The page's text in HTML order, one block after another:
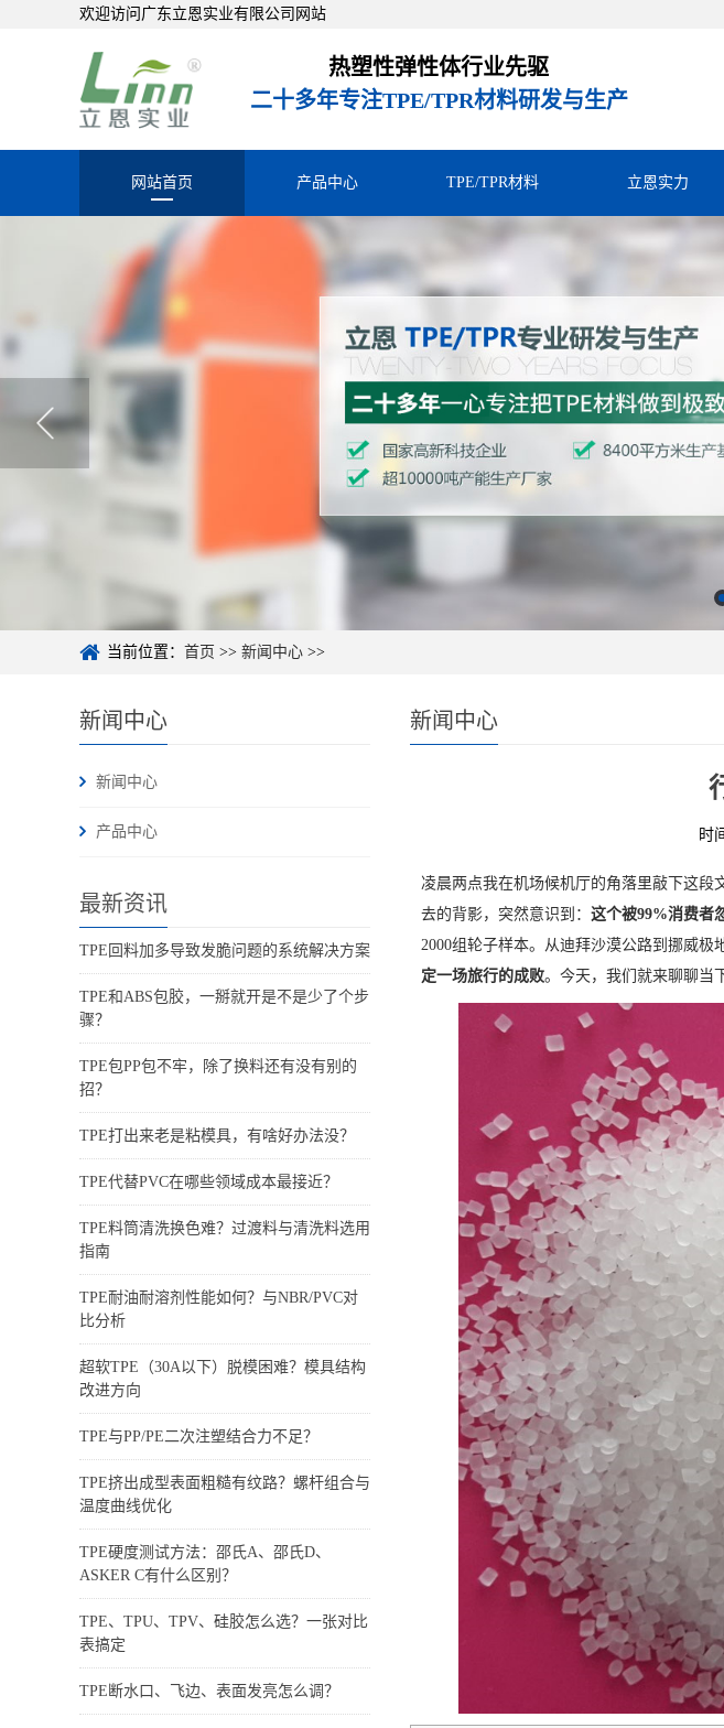
欢迎访问广东立恩实业有限公司网站
热塑性弹性体行业先驱
二十多年专注TPE/TPR材料研发与生产
网站首页 产品中心 TPE/TPR材料 立恩实力
当前位置： 首页 >> 新闻中心 >>
新闻中心
新闻中心
产品中心
最新资讯
TPE回料加多导致发脆问题的系统解决方案
TPE和ABS包胶，一掰就开是不是少了个步
骤？
TPE包PP包不牢，除了换料还有没有别的
招？
TPE打出来老是粘模具，有啥好办法没？
TPE代替PVC在哪些领域成本最接近？
TPE料筒清洗换色难？过渡料与清洗料选用
指南
TPE耐油耐溶剂性能如何？与NBR/PVC对
比分析
超软TPE（30A以下）脱模困难？模具结构
改进方向
TPE与PP/PE二次注塑结合力不足？
TPE挤出成型表面粗糙有纹路？螺杆组合与
温度曲线优化
TPE硬度测试方法：邵氏A、邵氏D、
ASKER C有什么区别？
TPE、TPU、TPV、硅胶怎么选？一张对比
表搞定
TPE断水口、飞边、表面发亮怎么调？
新闻中心
时
凌晨两点我在机场候机厅的角落里敲下这
去的背影，突然意识到： 这个被99%消费者
2000组轮子样本。从迪拜沙漠公路到挪威极
定一场旅行的成败。今天，我们就来聊聊当